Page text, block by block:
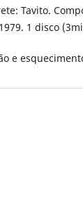
Tavito.
1 disco
e